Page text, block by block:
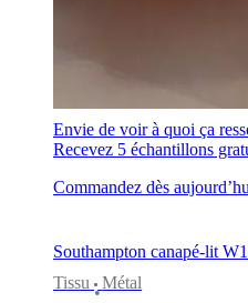
meubles
Instructions
d’assemblageGarantieJuridique
Décoration
d'IntérieurCommandez
échantillons
gratuitsTrouver
Envie de voir à quoi ça
Recevez 5 échantillons
Commandez dès
Southampton canapé-lit
Tissu
•
Métal